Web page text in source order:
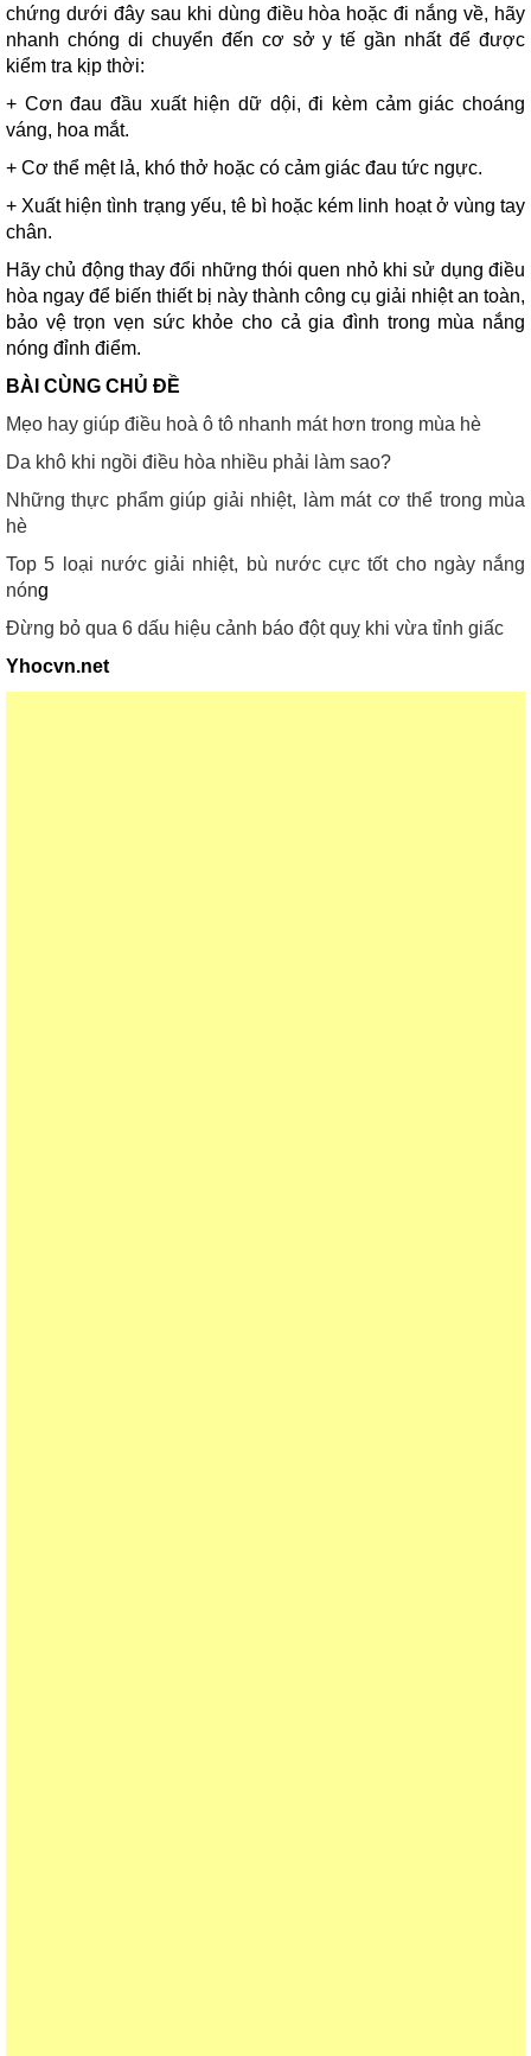
chứng dưới đây sau khi dùng điều hòa hoặc đi nắng về, hãy
nhanh chóng di chuyển đến cơ sở y tế gần nhất để được
kiểm tra kịp thời:
+ Cơn đau đầu xuất hiện dữ dội, đi kèm cảm giác choáng
váng, hoa mắt.
+ Cơ thể mệt lả, khó thở hoặc có cảm giác đau tức ngực.
+ Xuất hiện tình trạng yếu, tê bì hoặc kém linh hoạt ở vùng tay
chân.
Hãy chủ động thay đổi những thói quen nhỏ khi sử dụng điều
hòa ngay để biến thiết bị này thành công cụ giải nhiệt an toàn,
bảo vệ trọn vẹn sức khỏe cho cả gia đình trong mùa nắng
nóng đỉnh điểm.
BÀI CÙNG CHỦ ĐỀ
Mẹo hay giúp điều hoà ô tô nhanh mát hơn trong mùa hè
Da khô khi ngồi điều hòa nhiều phải làm sao?
Những thực phẩm giúp giải nhiệt, làm mát cơ thể trong mùa
hè
Top 5 loại nước giải nhiệt, bù nước cực tốt cho ngày nắng
nóng
Đừng bỏ qua 6 dấu hiệu cảnh báo đột quỵ khi vừa tỉnh giấc
Yhocvn.net